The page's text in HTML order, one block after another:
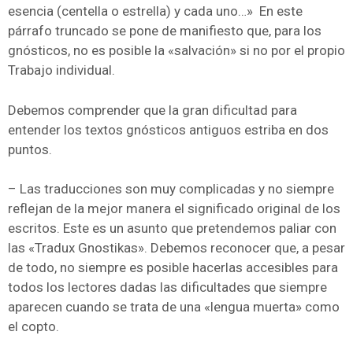
esencia (centella o estrella) y cada uno…» En este
párrafo truncado se pone de manifiesto que, para los
gnósticos, no es posible la «salvación» si no por el propio
Trabajo individual.
Debemos comprender que la gran dificultad para
entender los textos gnósticos antiguos estriba en dos
puntos.
– Las traducciones son muy complicadas y no siempre
reflejan de la mejor manera el significado original de los
escritos. Este es un asunto que pretendemos paliar con
las «Tradux Gnostikas». Debemos reconocer que, a pesar
de todo, no siempre es posible hacerlas accesibles para
todos los lectores dadas las dificultades que siempre
aparecen cuando se trata de una «lengua muerta» como
el copto.